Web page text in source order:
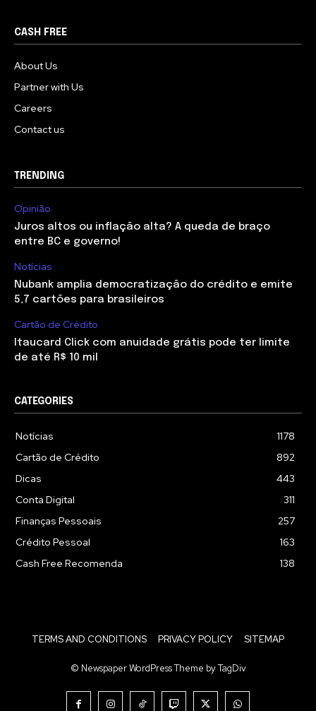
CASH FREE
About Us
Partner with Us
Careers
Contact us
TRENDING
Opinião
Juros altos ou inflação alta? A queda de braço
entre BC e governo!
Notícias
Nubank amplia democratização do crédito e emite
5,7 cartões para brasileiros
Cartão de Crédito
Itaucard Click com anuidade grátis pode ter limite
de até R$ 10 mil
CATEGORIES
Notícias
1178
Cartão de Crédito
892
Dicas
443
Conta Digital
311
Finanças Pessoais
257
Crédito Pessoal
163
Cash Free Recomenda
138
TERMS AND CONDITIONS PRIVACY POLICY SITEMAP
© Newspaper WordPress Theme by TagDiv